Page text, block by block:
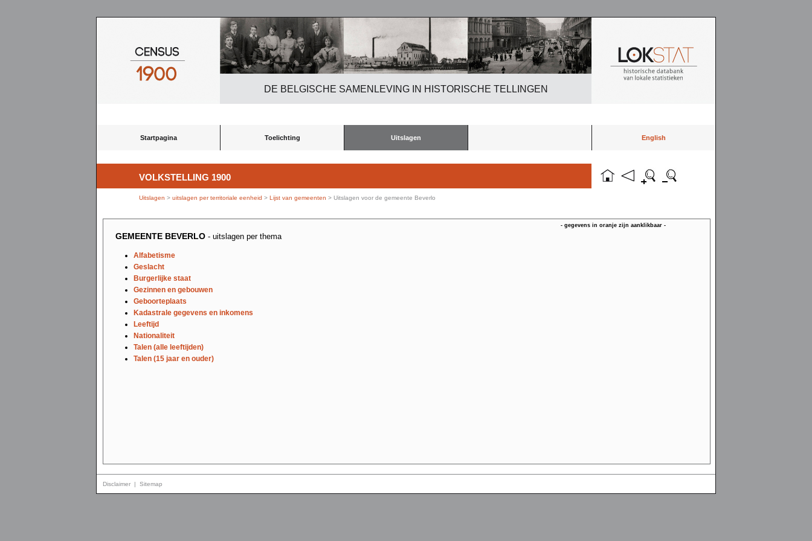
DE BELGISCHE SAMENLEVING IN HISTORISCHE TELLINGEN
Startpagina Toelichting Uitslagen English
VOLKSTELLING 1900
Uitslagen > uitslagen per territoriale eenheid > Lijst van gemeenten > Uitslagen voor de gemeente Beverlo
- gegevens in oranje zijn aanklikbaar -
GEMEENTE BEVERLO - uitslagen per thema
Alfabetisme
Geslacht
Burgerlijke staat
Gezinnen en gebouwen
Geboorteplaats
Kadastrale gegevens en inkomens
Leeftijd
Nationaliteit
Talen (alle leeftijden)
Talen (15 jaar en ouder)
Disclaimer | Sitemap